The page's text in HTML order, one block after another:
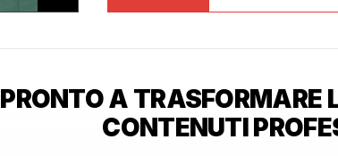
PRONTO A TRASFORMARE
CONTENUTI